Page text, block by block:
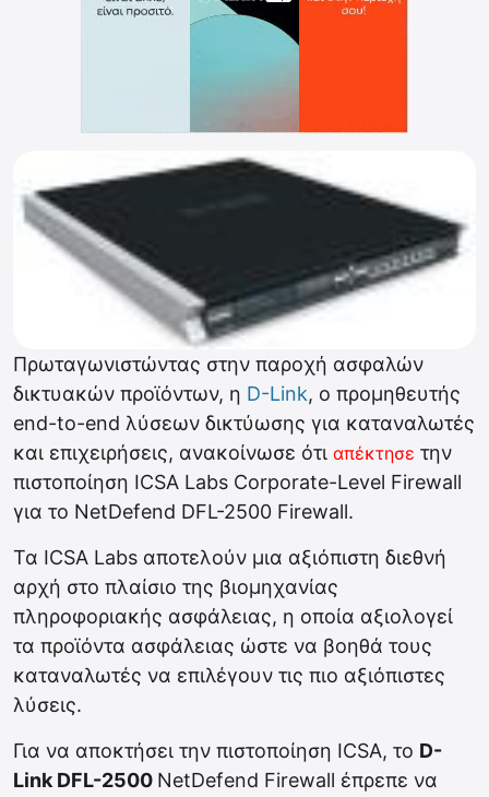
Πρωταγωνιστώντας στην παροχή ασφαλών
δικτυακών προϊόντων, η D-Link, ο προμηθευτής
end-to-end λύσεων δικτύωσης για καταναλωτές
και επιχειρήσεις, ανακοίνωσε ότι απέκτησε την
πιστοποίηση ICSA Labs Corporate-Level Firewall
για το NetDefend DFL-2500 Firewall.
Τα ICSA Labs αποτελούν μια αξιόπιστη διεθνή
αρχή στο πλαίσιο της βιομηχανίας
πληροφοριακής ασφάλειας, η οποία αξιολογεί
τα προϊόντα ασφάλειας ώστε να βοηθά τους
καταναλωτές να επιλέγουν τις πιο αξιόπιστες
λύσεις.
Για να αποκτήσει την πιστοποίηση ICSA, το D-
Link DFL-2500 NetDefend Firewall έπρεπε να